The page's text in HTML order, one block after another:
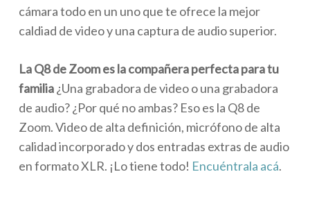
cámara todo en un uno que te ofrece la mejor
caldiad de video y una captura de audio superior.
La Q8 de Zoom es la compañera perfecta para tu
familia¿Una grabadora de video o una grabadora
de audio? ¿Por qué no ambas? Eso es la Q8 de
Zoom. Video de alta definición, micrófono de alta
calidad incorporado y dos entradas extras de audio
en formato XLR. ¡Lo tiene todo! Encuéntrala acá.